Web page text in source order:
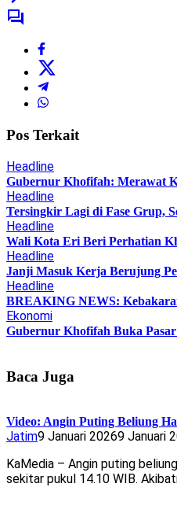
Pos Terkait
Headline
Gubernur Khofifah: Merawat
Headline
Tersingkir Lagi di Fase Grup,
Headline
Wali Kota Eri Beri Perhatian
Headline
Janji Masuk Kerja Berujung
Headline
BREAKING NEWS:
Ekonomi
Gubernur Khofifah Buka
Baca Juga
Video: Angin Puting Beliung
Jatim9 Januari 20269 Januari
KaMedia – Angin puting
sekitar pukul 14.10 WIB.